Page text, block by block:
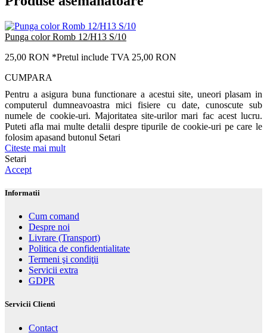
Punga color Romb 12/H13 S/10
25,00 RON *Pretul include TVA 25,00 RON
CUMPARA
Pentru a asigura buna functionare a acestui site, uneori plasam in
computerul dumneavoastra mici fisiere cu date, cunoscute sub
numele de cookie-uri. Majoritatea site-urilor mari fac acest lucru.
Puteti afla mai multe detalii despre tipurile de cookie-uri pe care le
folosim apasand butonul Setari
Citeste mai mult
Setari
Accept
Informatii
Cum comand
Despre noi
Livrare (Transport)
Politica de confidentialitate
Termeni şi condiţii
Servicii extra
GDPR
Servicii Clienti
Contact